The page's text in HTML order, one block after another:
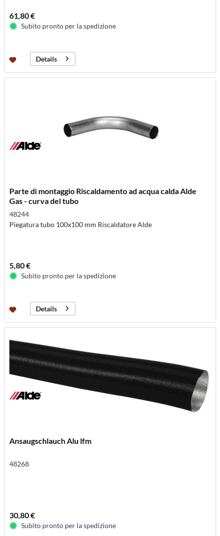
61,80 €
Subito pronto per la spedizione
Details
Parte di montaggio Riscaldamento ad acqua calda Alde
Gas - curva del tubo
48244
Piegatura tubo 100x100 mm Riscaldatore Alde
5,80 €
Subito pronto per la spedizione
Details
Ansaugschlauch Alu lfm
48268
30,80 €
Subito pronto per la spedizione